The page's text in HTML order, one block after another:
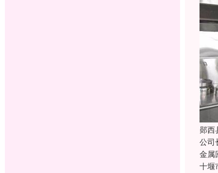
郧西
公司
金属
十堰